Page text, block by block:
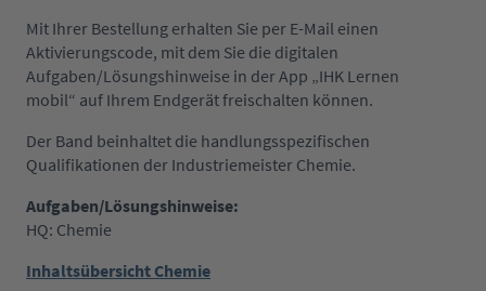
Mit Ihrer Bestellung erhalten Sie per E-Mail einen
Aktivierungscode, mit dem Sie die digitalen
Aufgaben/Lösungshinweise in der App „IHK Lernen
mobil“ auf Ihrem Endgerät freischalten können.
Der Band beinhaltet die handlungsspezifischen
Qualifikationen der Industriemeister Chemie.
Aufgaben/Lösungshinweise:
HQ: Chemie
Inhaltsübersicht Chemie